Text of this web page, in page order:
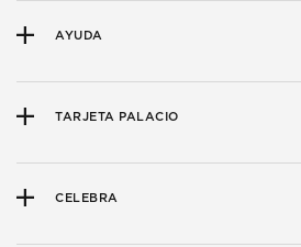
AYUDA
TARJETA PALACIO
CELEBRA